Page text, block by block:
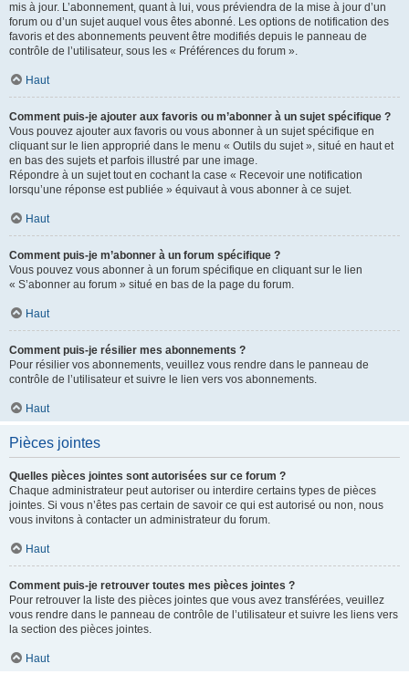
mis à jour. L’abonnement, quant à lui, vous préviendra de la mise à jour d’un
forum ou d’un sujet auquel vous êtes abonné. Les options de notification des
favoris et des abonnements peuvent être modifiés depuis le panneau de
contrôle de l’utilisateur, sous les « Préférences du forum ».
Haut
Comment puis-je ajouter aux favoris ou m’abonner à un sujet spécifique ?
Vous pouvez ajouter aux favoris ou vous abonner à un sujet spécifique en
cliquant sur le lien approprié dans le menu « Outils du sujet », situé en haut et
en bas des sujets et parfois illustré par une image.
Répondre à un sujet tout en cochant la case « Recevoir une notification
lorsqu’une réponse est publiée » équivaut à vous abonner à ce sujet.
Haut
Comment puis-je m’abonner à un forum spécifique ?
Vous pouvez vous abonner à un forum spécifique en cliquant sur le lien
« S’abonner au forum » situé en bas de la page du forum.
Haut
Comment puis-je résilier mes abonnements ?
Pour résilier vos abonnements, veuillez vous rendre dans le panneau de
contrôle de l’utilisateur et suivre le lien vers vos abonnements.
Haut
Pièces jointes
Quelles pièces jointes sont autorisées sur ce forum ?
Chaque administrateur peut autoriser ou interdire certains types de pièces
jointes. Si vous n’êtes pas certain de savoir ce qui est autorisé ou non, nous
vous invitons à contacter un administrateur du forum.
Haut
Comment puis-je retrouver toutes mes pièces jointes ?
Pour retrouver la liste des pièces jointes que vous avez transférées, veuillez
vous rendre dans le panneau de contrôle de l’utilisateur et suivre les liens vers
la section des pièces jointes.
Haut